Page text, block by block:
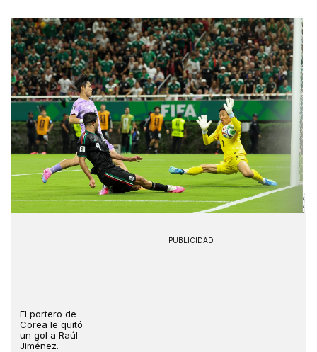
El portero de
Corea le quitó
un gol a Raúl
Jiménez.
PUBLICIDAD